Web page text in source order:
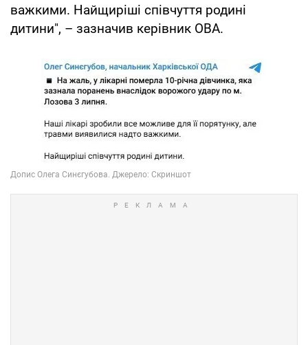
важкими. Найщиріші співчуття родині
дитини", – зазначив керівник ОВА.